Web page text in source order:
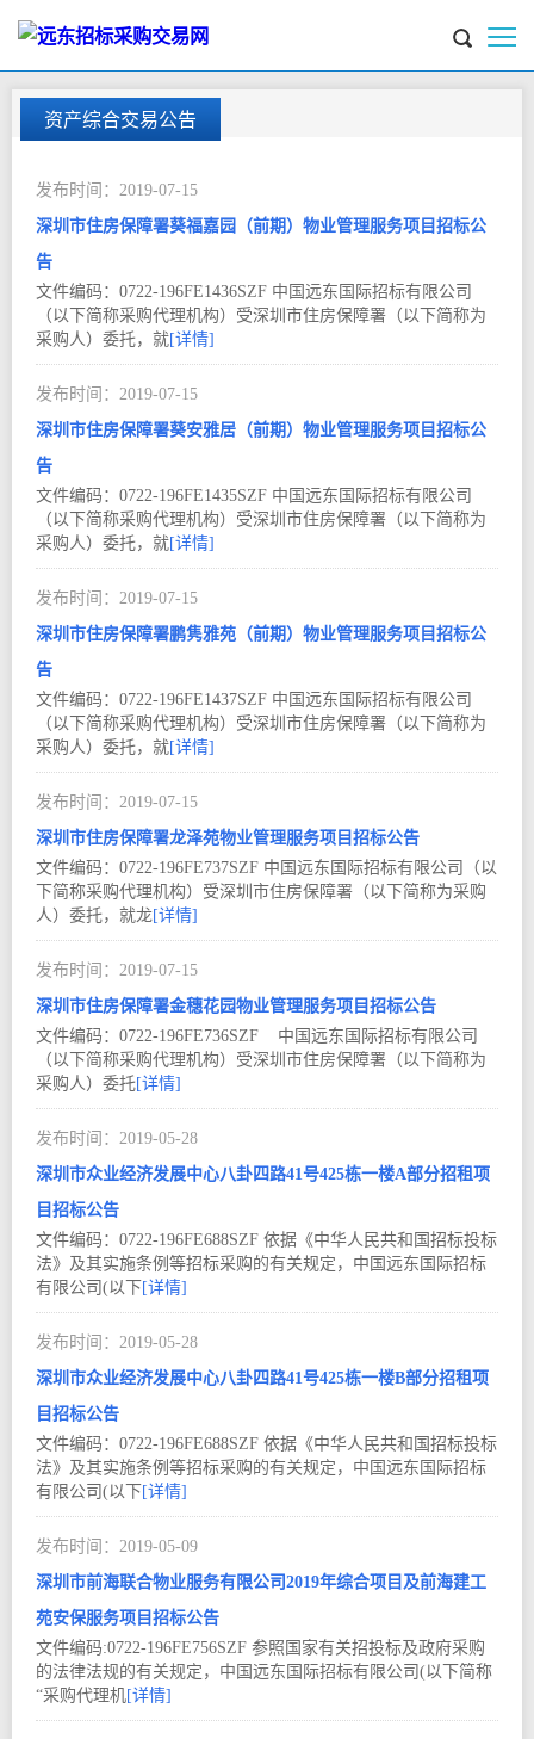
资产综合交易公告
15
2019-07
深圳市住房保障署葵福嘉园（前期）物业管理服务项目招标公
告
文件编码：0722-196FE1436SZF 中国远东国际招标有限公司
（以下简称采购代理机构）受深圳市住房保障署（以下简称为
采购人）委托，就[详情]
15
2019-07
深圳市住房保障署葵安雅居（前期）物业管理服务项目招标公
告
文件编码：0722-196FE1435SZF 中国远东国际招标有限公司
（以下简称采购代理机构）受深圳市住房保障署（以下简称为
采购人）委托，就[详情]
15
2019-07
深圳市住房保障署鹏隽雅苑（前期）物业管理服务项目招标公
告
文件编码：0722-196FE1437SZF 中国远东国际招标有限公司
（以下简称采购代理机构）受深圳市住房保障署（以下简称为
采购人）委托，就[详情]
15
2019-07
深圳市住房保障署龙泽苑物业管理服务项目招标公告
文件编码：0722-196FE737SZF 中国远东国际招标有限公司（以
下简称采购代理机构）受深圳市住房保障署（以下简称为采购
人）委托，就龙[详情]
15
2019-07
深圳市住房保障署金穗花园物业管理服务项目招标公告
文件编码：0722-196FE736SZF 中国远东国际招标有限公司
（以下简称采购代理机构）受深圳市住房保障署（以下简称为
采购人）委托[详情]
28
2019-05
深圳市众业经济发展中心八卦四路41号425栋一楼A部分招租项
目招标公告
文件编码：0722-196FE688SZF 依据《中华人民共和国招标投标
法》及其实施条例等招标采购的有关规定，中国远东国际招标
有限公司(以下 [详情]
28
2019-05
深圳市众业经济发展中心八卦四路41号425栋一楼B部分招租项
目招标公告
文件编码：0722-196FE688SZF 依据《中华人民共和国招标投标
法》及其实施条例等招标采购的有关规定，中国远东国际招标
有限公司(以下 [详情]
09
2019-05
深圳市前海联合物业服务有限公司2019年综合项目及前海建工
苑安保服务项目招标公告
文件编码:0722-196FE756SZF 参照国家有关招投标及政府采购
的法律法规的有关规定，中国远东国际招标有限公司(以下简称
“采购代理机[详情]